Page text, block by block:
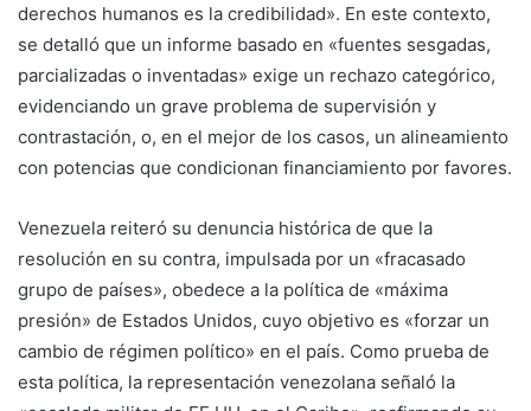
derechos humanos es la credibilidad». En este contexto,
se detalló que un informe basado en «fuentes sesgadas,
parcializadas o inventadas» exige un rechazo categórico,
evidenciando un grave problema de supervisión y
contrastación, o, en el mejor de los casos, un alineamiento
con potencias que condicionan financiamiento por favores.
Venezuela reiteró su denuncia histórica de que la
resolución en su contra, impulsada por un «fracasado
grupo de países», obedece a la política de «máxima
presión» de Estados Unidos, cuyo objetivo es «forzar un
cambio de régimen político» en el país. Como prueba de
esta política, la representación venezolana señaló la